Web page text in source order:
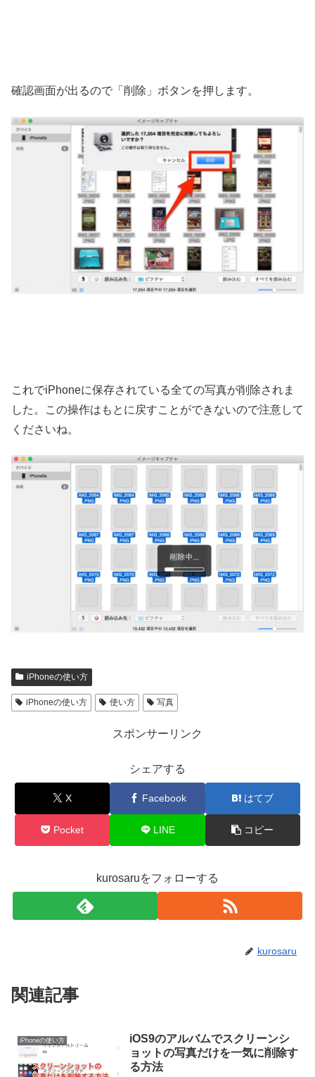
確認画面が出るので「削除」ボタンを押します。
これでiPhoneに保存されている全ての写真が削除されま
した。この操作はもとに戻すことができないので注意して
くださいね。
iPhoneの使い方
iPhoneの使い方 使い方 写真
スポンサーリンク
シェアする
X Facebook はてブ
Pocket LINE コピー
kurosaruをフォローする
kurosaru
関連記事
iPhoneの使い方
iOS9のアルバムでスクリーンシ
ョットの写真だけを一気に削除す
る方法